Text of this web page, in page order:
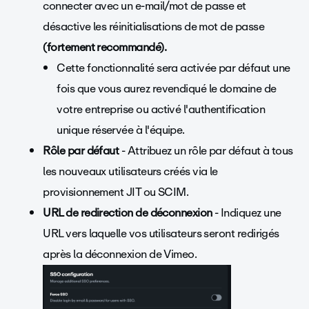
connecter avec un e-mail/mot de passe et
désactive les réinitialisations de mot de passe
(fortement recommandé).
Cette fonctionnalité sera activée par défaut une
fois que vous aurez revendiqué le domaine de
votre entreprise ou activé l'authentification
unique réservée à l'équipe.
Rôle par défaut- Attribuez un rôle par défaut à tous
les nouveaux utilisateurs créés via le
provisionnement JIT ou SCIM.
URL de redirection de déconnexion- Indiquez une
URL vers laquelle vos utilisateurs seront redirigés
après la déconnexion de Vimeo.